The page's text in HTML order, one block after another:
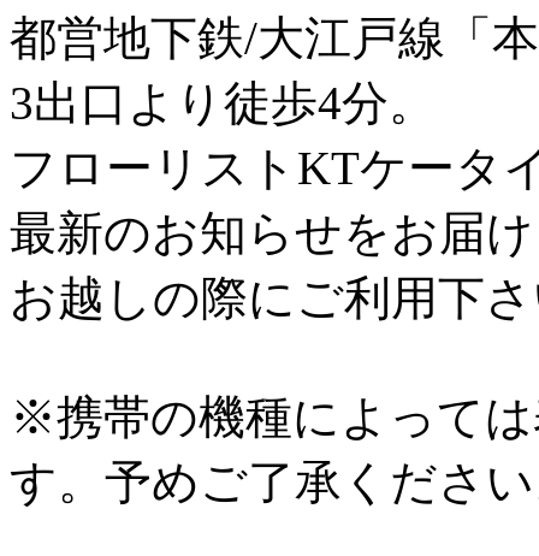
都営地下鉄/大江戸線「
3出口より徒歩4分。
フローリストKTケータ
最新のお知らせをお届
お越しの際にご利用下
※携帯の機種によって
す。予めご了承くださ